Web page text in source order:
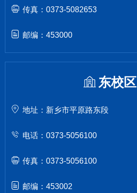
传真：0373-5082653
邮编：453000
东校区
地址：新乡市平原路东段
电话：0373-5056100
传真：0373-5056100
邮编：453002